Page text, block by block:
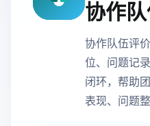
协作
协作队伍评
位、问题记
闭环，帮助
表现、问题